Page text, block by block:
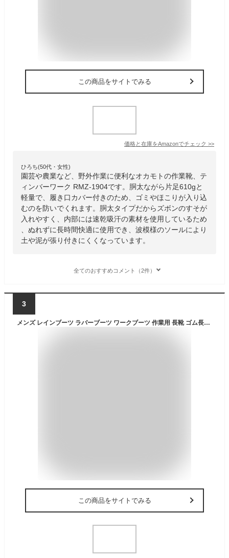
この商品をサイトでみる
価格と在庫をAmazonでチェック >>
ひろち(50代・女性)
園芸や農業など、野外作業に便利なオカモトの作業靴、テ
ィンバーワーク RMZ-1904です。胴太ながら片足610gと
軽量で、履き口カバー付きのため、ゴミやほこりが入り込
むのを防いでくれます。胴太タイプだからズボンのすそが
入れやすく、内部には速乾吸汗の素材を使用しているため
、ぬれずに長時間快適に使用でき、波模様のソールにより
土や泥が張り付きにくくなっています。
全てのおすすめコメント（2件）
3
メンズ レインブーツ ラバーブーツ ワークブーツ 作業用 長靴 ゴム長靴 ドローコード 巾着付 ヒールキッカー 防水 防滑底 軽作業 農作業 農業 洗車 園芸 釣り アウトドア ガーデニング 大きいサイズ 24.5cm 25cm 25.5cm 26cm 26.5cm 27cm 28cm 29cm kp_17302
この商品をサイトでみる